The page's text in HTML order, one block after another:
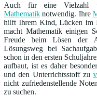
Auch für eine Vielzahl
Mathematik notwendig. Ihre
hilft Ihrem Kind, Lücken im
macht Mathematik einigen
Freude beim Lösen der
Lösungsweg bei
schon in den ersten
aufbaut, ist es daher
und den Unterrichtsstoff zu
nicht zufriedenstellende
zu suchen.